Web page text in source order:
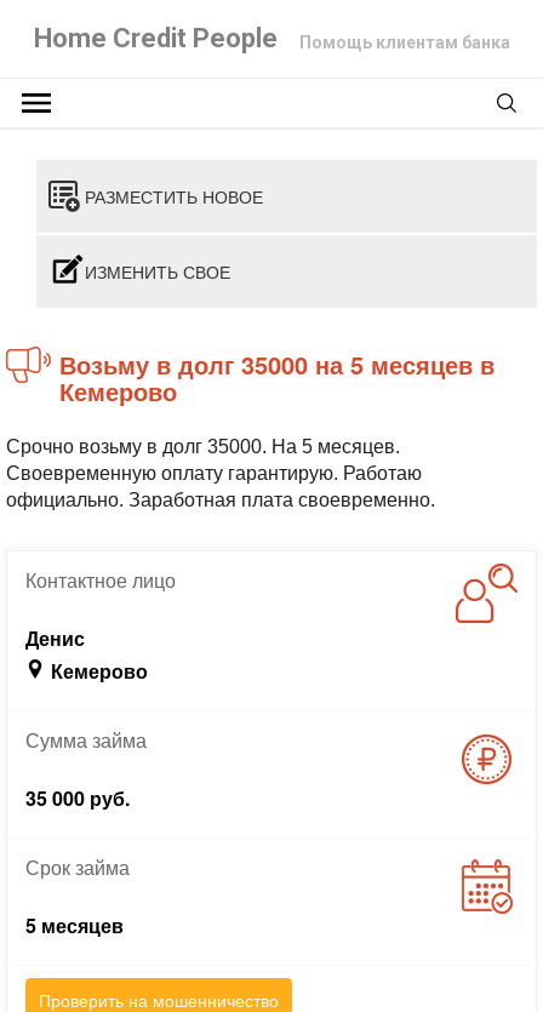
Home Credit People Помощь клиентам банка
РАЗМЕСТИТЬ НОВОЕ
ИЗМЕНИТЬ СВОЕ
Возьму в долг 35000 на 5 месяцев в
Кемерово
Срочно возьму в долг 35000. На 5 месяцев.
Своевременную оплату гарантирую. Работаю
официально. Заработная плата своевременно.
Контактноелицо
Денис
Кемерово
Суммазайма
35 000 руб.
Срокзайма
5 месяцев
Проверить на мошенничество